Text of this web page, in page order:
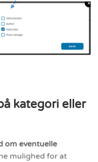
kategori eller
om eventuelle
mulighed for at